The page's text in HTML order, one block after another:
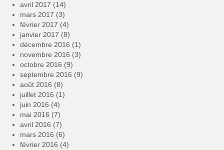
avril 2017 (14)
mars 2017 (3)
février 2017 (4)
janvier 2017 (8)
décembre 2016 (1)
novembre 2016 (3)
octobre 2016 (9)
septembre 2016 (9)
août 2016 (8)
juillet 2016 (1)
juin 2016 (4)
mai 2016 (7)
avril 2016 (7)
mars 2016 (6)
février 2016 (4)